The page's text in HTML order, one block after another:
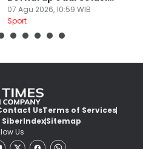
Minimnya Pencetak Gol
07 Agu 2026, 10:59 WIB
Sport
UsTerms of Services
IndexSitemap
Us